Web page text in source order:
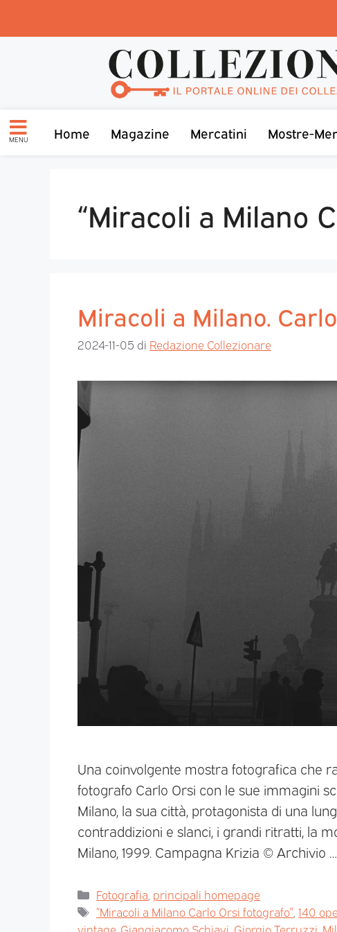
MENU Home Magazine Mercatini Mostre-
“Miracoli a Milano
Miracoli a Milano.
2024-11-05 di Redazione Collezionare
Una coinvolgente mostra fotografica che
fotografo Carlo Orsi con le sue immagini
Milano, la sua città, protagonista di una
contraddizioni e slanci, i grandi ritratti, la
Milano, 1999. Campagna Krizia © Archivio …
Fotografia principali homepage
“Miracoli a Milano Carlo Orsi fotografo” ,140